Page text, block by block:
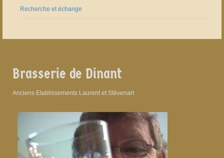
Recherche et échange
Brasserie de Dinant
Anciens Etablissements Laurent et Stévenart